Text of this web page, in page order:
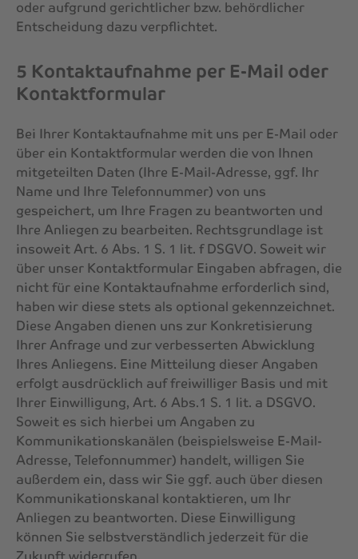
oder aufgrund gerichtlicher bzw. behördlicher
Entscheidung dazu verpflichtet.
5 Kontaktaufnahme per E-Mail oder
Kontaktformular
Bei Ihrer Kontaktaufnahme mit uns per E-Mail oder
über ein Kontaktformular werden die von Ihnen
mitgeteilten Daten (Ihre E-Mail-Adresse, ggf. Ihr
Name und Ihre Telefonnummer) von uns
gespeichert, um Ihre Fragen zu beantworten und
Ihre Anliegen zu bearbeiten. Rechtsgrundlage ist
insoweit Art. 6 Abs. 1 S. 1 lit. f DSGVO. Soweit wir
über unser Kontaktformular Eingaben abfragen, die
nicht für eine Kontaktaufnahme erforderlich sind,
haben wir diese stets als optional gekennzeichnet.
Diese Angaben dienen uns zur Konkretisierung
Ihrer Anfrage und zur verbesserten Abwicklung
Ihres Anliegens. Eine Mitteilung dieser Angaben
erfolgt ausdrücklich auf freiwilliger Basis und mit
Ihrer Einwilligung, Art. 6 Abs.1 S. 1 lit. a DSGVO.
Soweit es sich hierbei um Angaben zu
Kommunikationskanälen (beispielsweise E-Mail-
Adresse, Telefonnummer) handelt, willigen Sie
außerdem ein, dass wir Sie ggf. auch über diesen
Kommunikationskanal kontaktieren, um Ihr
Anliegen zu beantworten. Diese Einwilligung
können Sie selbstverständlich jederzeit für die